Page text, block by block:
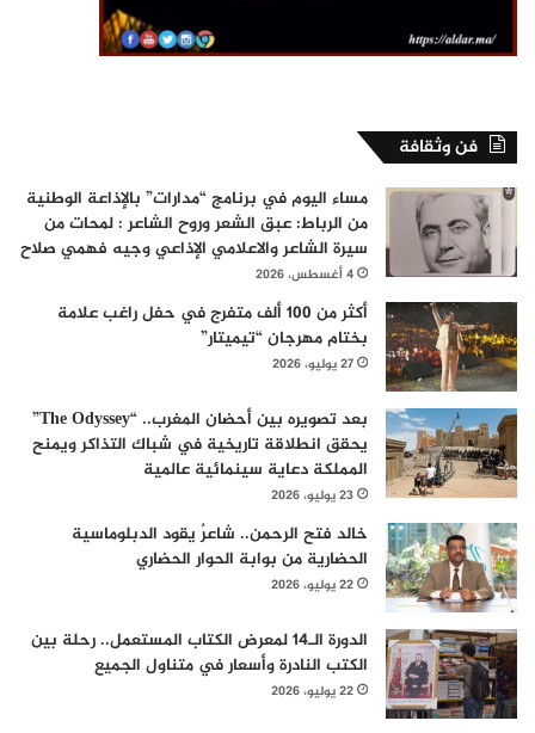
فن وثقافة
مساء اليوم في برنامج “مدارات” بالإذاعة الوطنية
من الرباط: عبق الشعر وروح الشاعر : لمحات من
سيرة الشاعر والاعلامي الإذاعي وجيه فهمي صلاح
4 أغسطس، 2026
أكثر من 100 ألف متفرج في حفل راغب علامة
بختام مهرجان “تيميتار”
27 يوليو، 2026
بعد تصويره بين أحضان المغرب.. “The Odyssey”
يحقق انطلاقة تاريخية في شباك التذاكر ويمنح
المملكة دعاية سينمائية عالمية
23 يوليو، 2026
خالد فتح الرحمن.. شاعرٌ يقود الدبلوماسية
الحضارية من بوابة الحوار الحضاري
22 يوليو، 2026
الدورة الـ14 لمعرض الكتاب المستعمل.. رحلة بين
الكتب النادرة وأسعار في متناول الجميع
22 يوليو، 2026